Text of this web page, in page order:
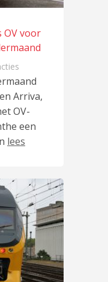
OV voor
Arriva,
OV-
een
lees